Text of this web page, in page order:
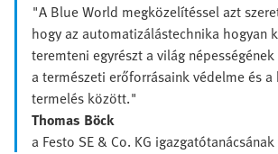
"A Blue World megközelítéssel azt
hogy az automatizálástechnika hogyan
teremteni egyrészt a világ
a természeti erőforrásaink védelme és
termelés között."
Thomas Böck
a Festo SE & Co. KG